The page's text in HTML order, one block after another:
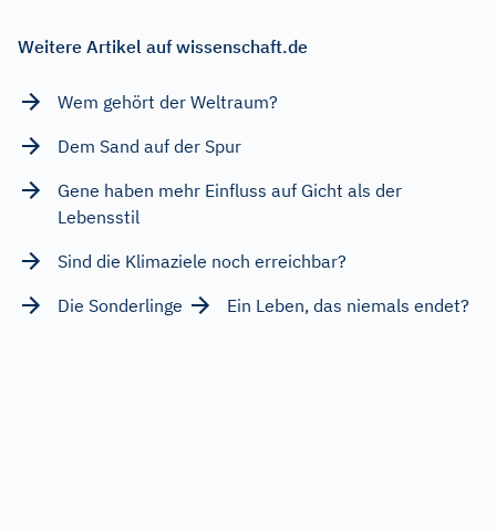
Weitere Artikel auf wissenschaft.de
Wem gehört der Weltraum?
Dem Sand auf der Spur
Gene haben mehr Einfluss auf Gicht als der
Lebensstil
Sind die Klimaziele noch erreichbar?
Die Sonderlinge
Ein Leben, das niemals endet?